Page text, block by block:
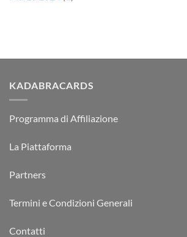
KADABRACARDS
Programma di Affiliazione
La Piattaforma
Partners
Termini e Condizioni Generali
Contatti